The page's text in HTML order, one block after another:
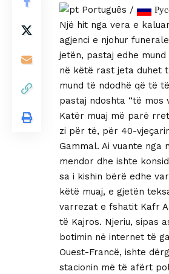
Português /
Një hit nga vera e
agjenci e njohur
jetën, pastaj edhe mund
në këtë rast jeta duhet
mund të ndodhë që të
pastaj ndoshta “të mos
Katër muaj më parë
zi për të, për 40-
Gammal. Ai vuante nga
mendor dhe ishte
sa i kishin bërë edhe
këtë muaj, e gjetën
varrezat e fshatit Kafr
të Kajros. Njeriu, sipas
botimin në internet të
Ouest-Francë, ishte
stacionin më të afërt